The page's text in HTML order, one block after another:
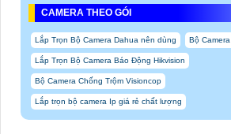
CAMERA THEO GÓI
Lắp Trọn Bộ Camera Dahua nên dùng Bộ
Lắp Trọn Bộ Camera Báo Động Hikvision
Bộ Camera Chống Trộm Visioncop
Lắp trọn bộ camera Ip giá rẻ chất lượng